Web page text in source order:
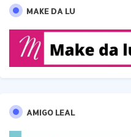
MAKE DA LU
AMIGO LEAL